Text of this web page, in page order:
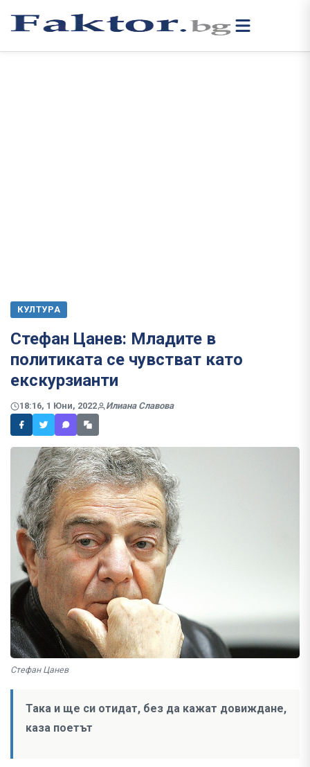
КУЛТУРА
Стефан Цанев: Младите в
политиката се чувстват като
екскурзианти
18:16, 1 Юни, 2022 Илиана Славова
Стефан Цанев
Така и ще си отидат, без да кажат довиждане,
каза поетът